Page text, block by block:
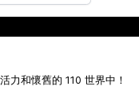
力和懷舊的 110 世界中！